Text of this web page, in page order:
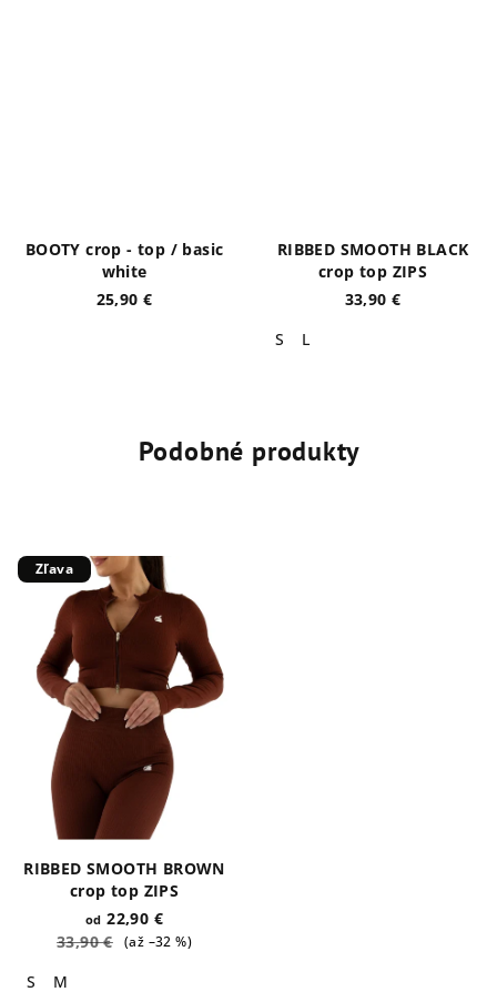
BOOTY crop - top / basic
white
25,90 €
RIBBED SMOOTH BLACK
crop top ZIPS
33,90 €
S
L
Podobné produkty
Zľava
RIBBED SMOOTH BROWN
crop top ZIPS
od 22,90 €
33,90 € (až –32 %)
S M